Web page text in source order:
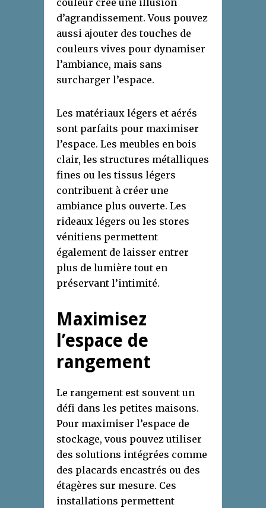
couleur crée une illusion
d’agrandissement. Vous pouvez
aussi ajouter des touches de
couleurs vives pour dynamiser
l’ambiance, mais sans
surcharger l’espace.
Les matériaux légers et aérés
sont parfaits pour maximiser
l’espace. Les meubles en bois
clair, les structures métalliques
fines ou les tissus légers
contribuent à créer une
ambiance plus ouverte. Les
rideaux légers ou les stores
vénitiens permettent
également de laisser entrer
plus de lumière tout en
préservant l’intimité.
Maximisez
l’espace de
rangement
Le rangement est souvent un
défi dans les petites maisons.
Pour maximiser l’espace de
stockage, vous pouvez utiliser
des solutions intégrées comme
des placards encastrés ou des
étagères sur mesure. Ces
installations permettent